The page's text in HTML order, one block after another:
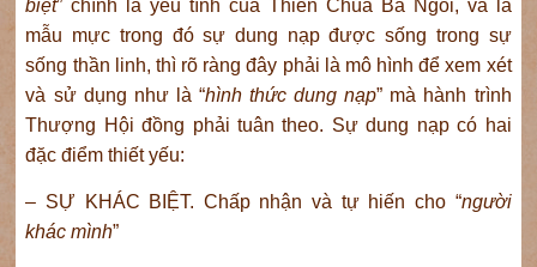
biệt” chính là yếu tính của Thiên Chúa Ba Ngôi, và là
mẫu mực trong đó sự dung nạp được sống trong sự
sống thần linh, thì rõ ràng đây phải là mô hình để xem xét
và sử dụng như là “hình thức dung nạp” mà hành trình
Thượng Hội đồng phải tuân theo. Sự dung nạp có hai
đặc điểm thiết yếu:
– SỰ KHÁC BIỆT. Chấp nhận và tự hiến cho “người
khác mình”